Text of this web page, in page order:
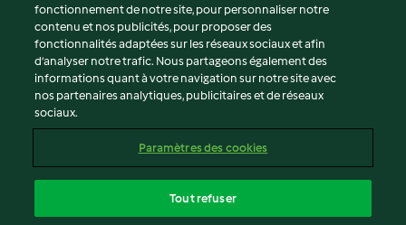
© Copyright 2026
Conditions d'utilisation
Politique de confidentialité
Non-responsabilité
Mentions légales
Contenu du rapport
Déclaration d'accessibilité
fonctionnement de notre site, pour personnaliser notre
contenu et nos publicités, pour proposer des
fonctionnalités adaptées sur les réseaux sociaux et afin
d’analyser notre trafic. Nous partageons également des
informations quant à votre navigation sur notre site avec
nos partenaires analytiques, publicitaires et de réseaux
sociaux.
Paramètres des cookies
Tout refuser